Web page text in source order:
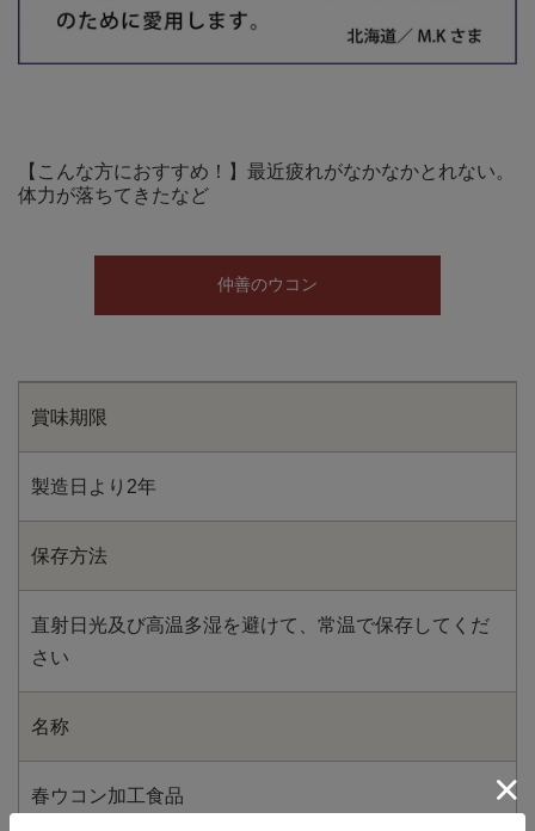
閉じる
【こんな方におすすめ！】最近疲れがなかなかとれない。
体力が落ちてきたなど
仲善のウコン
賞味期限
製造日より2年
保存方法
直射日光及び高温多湿を避けて、常温で保存してくだ
さい
名称
春ウコン加工食品